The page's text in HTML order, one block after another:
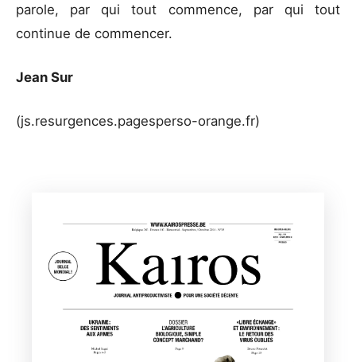
parole, par qui tout commence, par qui tout
continue de commencer.
Jean Sur
(js.resurgences.pagesperso-orange.fr)